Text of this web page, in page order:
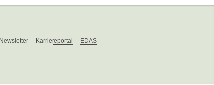
Newsletter Karriereportal EDAS